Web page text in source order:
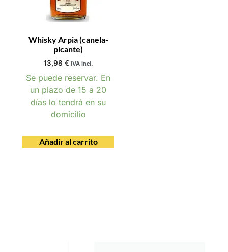
Whisky Arpia (canela-
picante)
13,98 € IVA incl.
Se puede reservar. En
un plazo de 15 a 20
días lo tendrá en su
domicilio
Añadir al carrito